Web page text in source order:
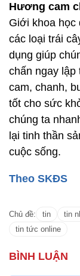
Hương cam
Giới khoa học
các loại trái
dụng giúp
chấn ngay lập
cam, chanh,
tốt cho sức
chúng ta
lại tinh thần
cuộc sống.
Theo SKĐS
Chủ đề: tin tin
tin tức online